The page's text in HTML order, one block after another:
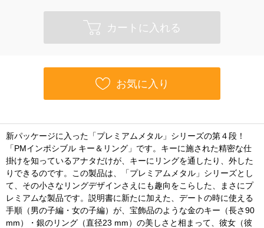
カートに入れる
お気に入り
新パッケージに入った「プレミアムメタル」シリーズの第４段！
「PMインポシブル キー＆リング」です。キーに施された精密な仕
掛けを知っているアナタだけが、キーにリングを通したり、外した
りできるのです。この製品は、「プレミアムメタル」シリーズとし
て、その小さなリングデザインさえにも趣向をこらした、まさにプ
レミアムな製品です。説明書に新たに加えた、デートの時に使える
手順（男の子編・女の子編）が、宝飾品のような金のキー（長さ90
mm）・銀のリング（直径23 mm）の美しさと相まって、彼女（彼